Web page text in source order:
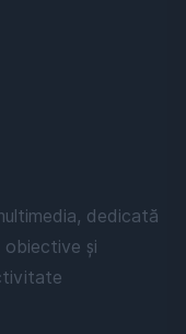
dedicată
și